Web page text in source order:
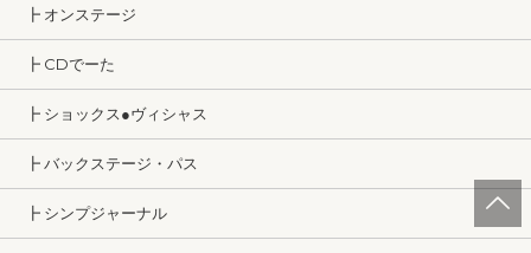
┣ オンステージ
┣ CDでーた
┣ ショックス●ヴィシャス
┣ バックステージ・パス
┣ シンプジャーナル